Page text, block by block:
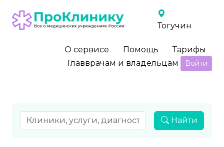
Тогучин
О сервисе Помощь
Тарифы
Главврачам и владельцам
Войти
Найти